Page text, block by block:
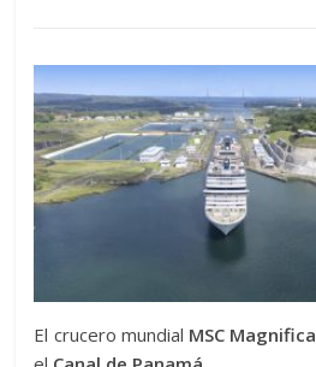
El crucero mundial MSC Magnifica